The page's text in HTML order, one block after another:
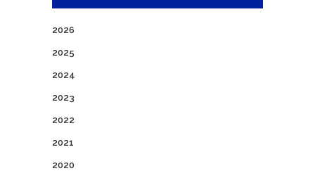
2026
2025
2024
2023
2022
2021
2020